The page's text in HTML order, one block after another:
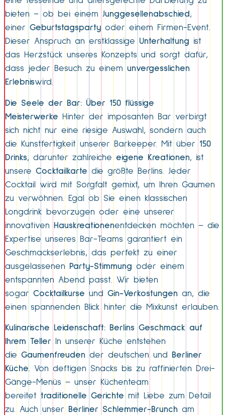
bieten – ob bei einem Junggesellenabschied,
einer Geburtstagsparty oder einem Firmen-Event.
Dieser Anspruch an erstklassige Unterhaltung ist
das Herzstück unseres Konzepts und sorgt dafür,
dass jeder Besuch zu einem unvergesslichen
Erlebniswird.
Die Seele der Bar: Über 150 flüssige
Meisterwerke Hinter der imposanten Bar verbirgt
sich nicht nur eine riesige Auswahl, sondern auch
die Kunstfertigkeit unserer Barkeeper. Mit über 150
Drinks, darunter zahlreiche eigene Kreationen, ist
unsere Cocktailkarte die größte Berlins. Jeder
Cocktail wird mit Sorgfalt gemixt, um Ihren Gaumen
zu verwöhnen. Egal ob Sie einen klassischen
Longdrink bevorzugen oder eine unserer
innovativen
Hauskreationenentdecken möchten – die
Expertise unseres Bar-Teams garantiert ein
Geschmackserlebnis, das perfekt zu einer
ausgelassenen
Party-Stimmung oder einem
entspannten Abend passt. Wir bieten
sogar Cocktailkurse und Gin-Verkostungen an, die
einen spannenden Blick hinter die Mixkunst erlauben.
Kulinarische Leidenschaft: Berlins Geschmack auf
Ihrem Teller In unserer Küche entstehen
die Gaumenfreuden der deutschen und
Berliner
Küche. Von deftigen Snacks bis zu raffinierten Drei-
Gänge-Menüs – unser Küchenteam
bereitet traditionelle Gerichte mit Liebe zum Detail
zu. Auch unser
Berliner Schlemmer-Brunch am